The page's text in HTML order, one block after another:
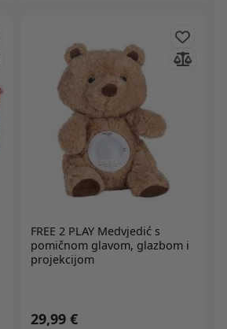
FREE 2 PLAY Medvjedić s
pomičnom glavom, glazbom i
projekcijom
29,99 €